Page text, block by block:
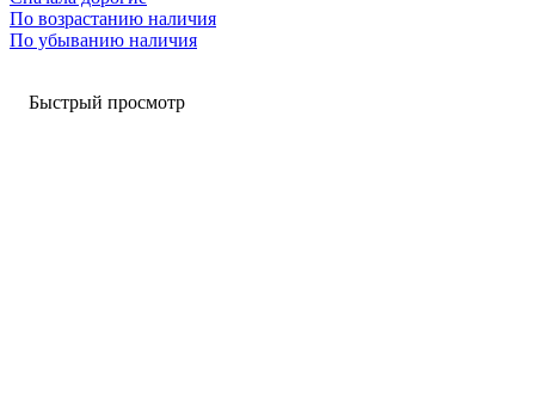
По возрастанию наличия
По убыванию наличия
Быстрый просмотр